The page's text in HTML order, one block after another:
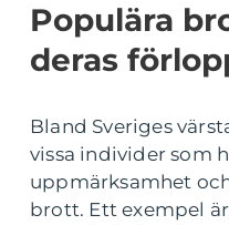
Populära
deras
Bland Sveriges
vissa individer som
uppmärksamhet
brott. Ett exempel